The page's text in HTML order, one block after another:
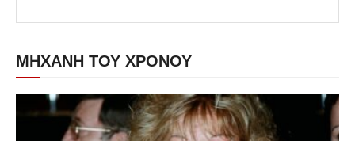
ΜΗΧΑΝΗ ΤΟΥ ΧΡΟΝΟΥ